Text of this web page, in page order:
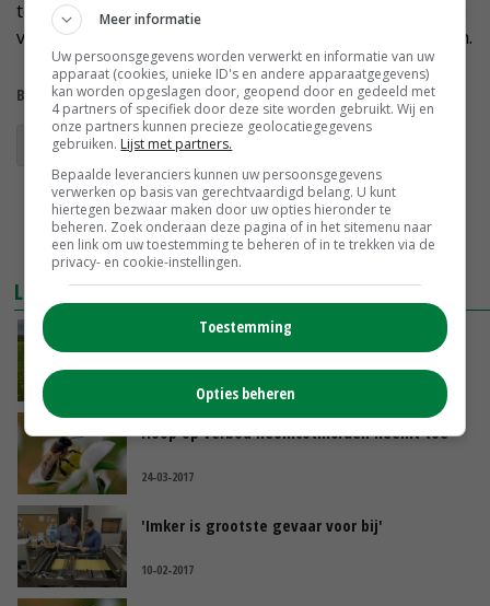
tegen de varroamijt dan de huidige soorten. 'Het is een
vorm van veredeling om tot sterkere soorten te komen.
Bekijk meer over:
bijen imkers
LEES OOK
Bloemenzaad voor meer biodiversiteit
Hoop op verbod neonicotinoïden neemt toe
24-03-2017
'Imker is grootste gevaar voor bij'
10-02-2017
Meer informatie
Uw persoonsgegevens worden verwerkt en informatie van uw
apparaat (cookies, unieke ID's en andere apparaatgegevens)
kan worden opgeslagen door, geopend door en gedeeld met
4 partners of specifiek door deze site worden gebruikt. Wij en
onze partners kunnen precieze geolocatiegegevens
gebruiken. Lijst met partners.
Bepaalde leveranciers kunnen uw persoonsgegevens
verwerken op basis van gerechtvaardigd belang. U kunt
hiertegen bezwaar maken door uw opties hieronder te
beheren. Zoek onderaan deze pagina of in het sitemenu naar
een link om uw toestemming te beheren of in te trekken via de
privacy- en cookie-instellingen.
Toestemming
Opties beheren